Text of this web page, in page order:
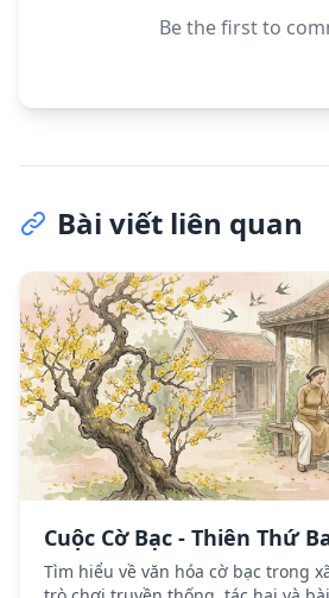
Be the first to
Bài viết liên quan
Cuộc Cờ Bạc - Thiên Thứ
Tìm hiểu về văn hóa cờ bạc trong